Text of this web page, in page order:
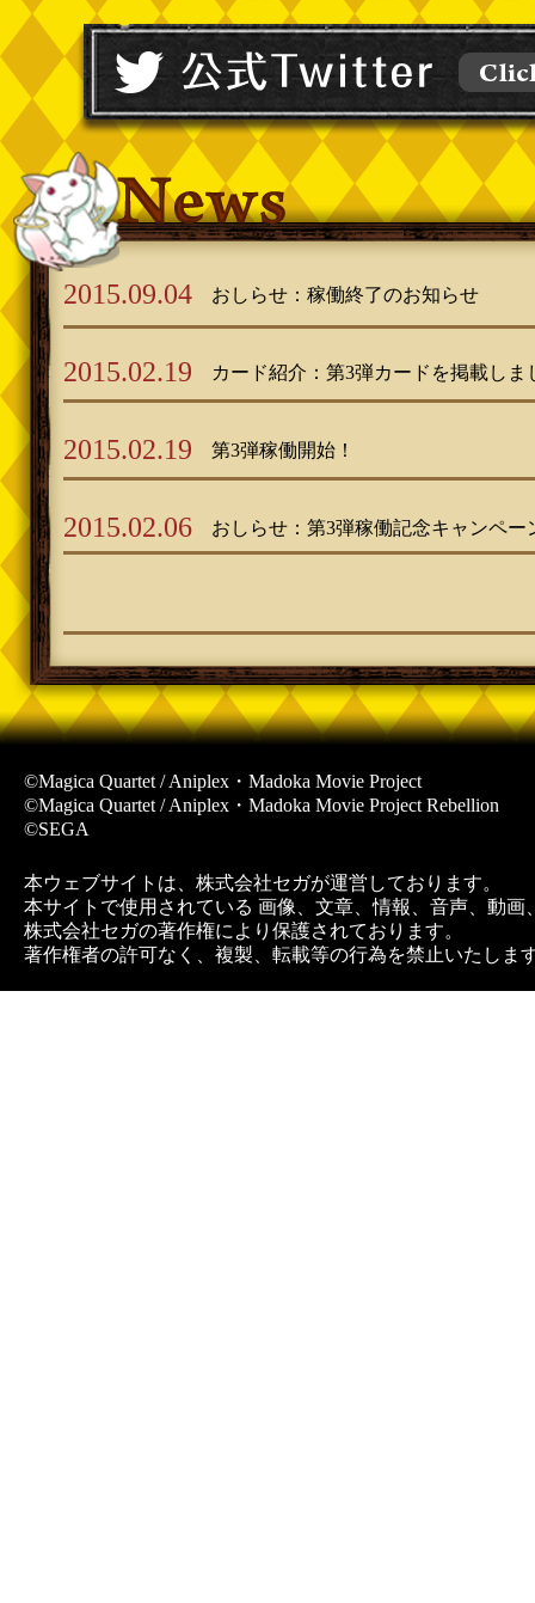
2015.09.04 おしらせ：稼働終了のお知らせ
2015.02.19 カード紹介：第3弾カードを掲載しま
2015.02.19 第3弾稼働開始！
2015.02.06 おしらせ：第3弾稼働記念キャンペー
©Magica Quartet / Aniplex・Madoka Movie Project
©Magica Quartet / Aniplex・Madoka Movie Project Rebellion
©SEGA
本ウェブサイトは、株式会社セガが運営しております。
本サイトで使用されている 画像、文章、情報、音声、動画
株式会社セガの著作権により保護されております。
著作権者の許可なく、複製、転載等の行為を禁止いたしま